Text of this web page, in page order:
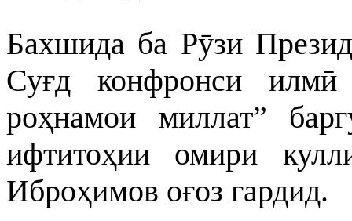
Бахшида ба Рӯзи
Суғд конфронси
роҳнамои миллат”
ифтитоҳии омири
Иброҳимов оғоз гардид.